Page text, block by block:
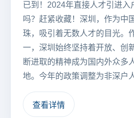
已到！2024年直接人才引进入
吗？赶紧收藏！深圳，作为中
珠，吸引着无数人才的目光。
一，深圳始终坚持着开放、创
断进取的精神成为国内外众多
地。今年的政策调整为非深户
查看详情